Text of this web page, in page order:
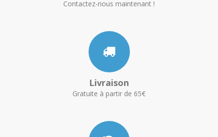
Contactez-nous maintenant !
Livraison
Gratuite à partir de 65€